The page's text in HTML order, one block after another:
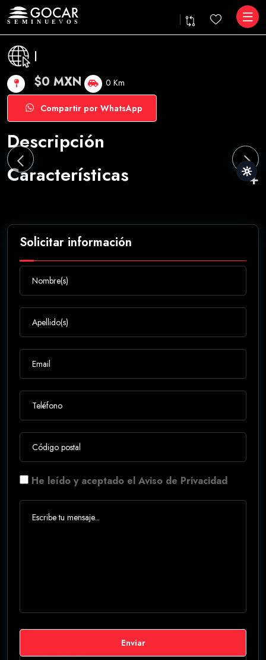
|
$0 MXN 0 Km
Compartir por WhatsApp
Descripción
Características
Solicitar información
He leído y aceptado el Aviso de Privacidad
Enviar